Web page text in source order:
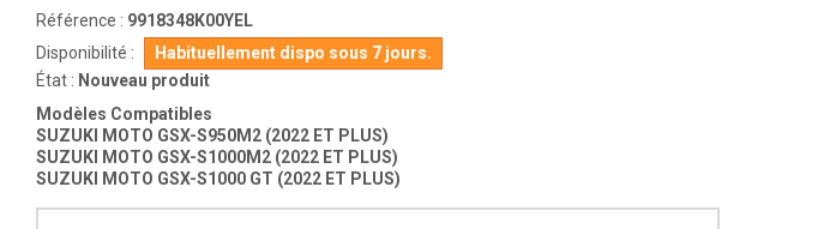
Référence : 9918348K00YEL
Disponibilité :
Habituellement dispo sous 7 jours.
État : Nouveau produit
Modèles Compatibles
SUZUKI MOTO GSX-S950M2 (2022 ET PLUS)
SUZUKI MOTO GSX-S1000M2 (2022 ET PLUS)
SUZUKI MOTO GSX-S1000 GT (2022 ET PLUS)